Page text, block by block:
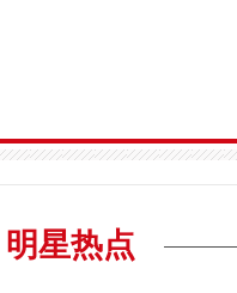
明星热点